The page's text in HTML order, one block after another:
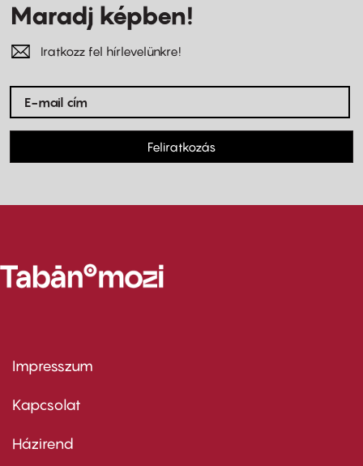
Maradj képben!
Iratkozz fel hírlevelünkre!
Feliratkozás
Footer
first
Impresszum
Kapcsolat
Footer
Házirend